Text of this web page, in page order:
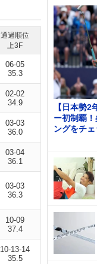
通過順位
上3F
06-05
35.3
02-02
34.9
03-03
36.0
03-04
36.1
03-03
36.3
10-09
37.4
10-13-14
35.5
【日本勢
ー初制覇
ングをチェ